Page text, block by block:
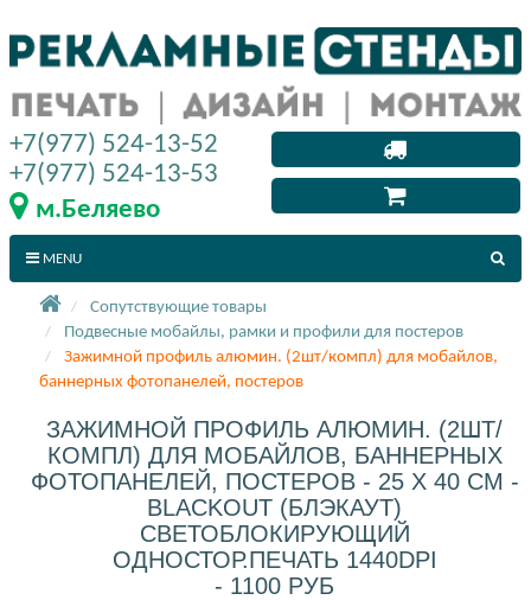
Сопутствующие товары
Подвесные мобайлы, рамки и профили для постеров
Зажимной профиль алюмин. (2шт/компл) для мобайлов,
баннерных фотопанелей, постеров
ЗАЖИМНОЙ ПРОФИЛЬ АЛЮМИН. (2ШТ/
КОМПЛ) ДЛЯ МОБАЙЛОВ, БАННЕРНЫХ
ФОТОПАНЕЛЕЙ, ПОСТЕРОВ - 25 X 40 СМ -
BLACKOUT (БЛЭКАУТ)
СВЕТОБЛОКИРУЮЩИЙ
ОДНОСТОР.ПЕЧАТЬ 1440DPI
- 1100 РУБ
+7(977) 524-13-52
+7(977) 524-13-53
м.Беляево
MENU